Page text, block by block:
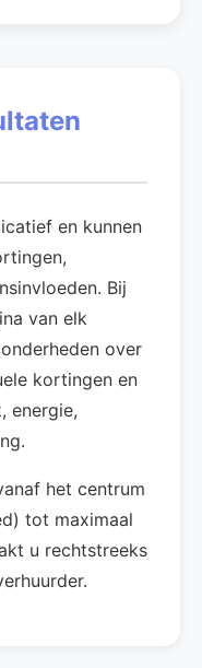
en kunnen
Bij
van elk
over
kortingen en
energie,
het centrum
tot maximaal
u rechtstreeks